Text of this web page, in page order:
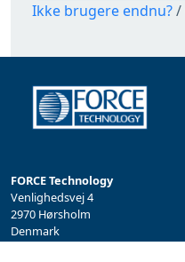
Ikke brugere endnu?/
FORCE Technology
Venlighedsvej 4
2970 Hørsholm
Denmark